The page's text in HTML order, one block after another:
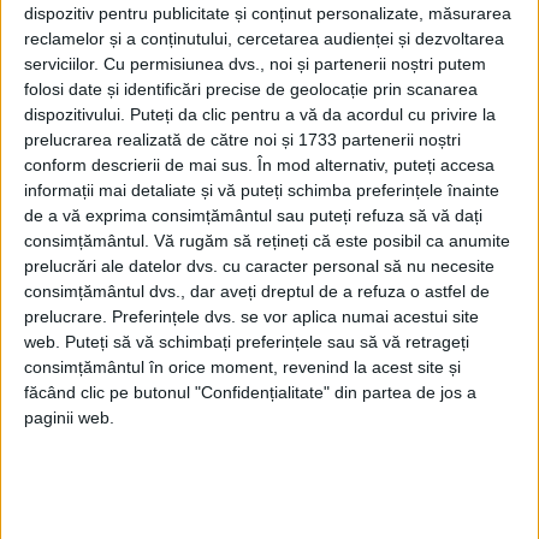
dispozitiv pentru publicitate și conținut personalizate, măsurarea
reclamelor și a conținutului, cercetarea audienței și dezvoltarea
serviciilor. Cu permisiunea dvs., noi și partenerii noștri putem
folosi date și identificări precise de geolocație prin scanarea
dispozitivului. Puteți da clic pentru a vă da acordul cu privire la
prelucrarea realizată de către noi și 1733 partenerii noștri
conform descrierii de mai sus. În mod alternativ, puteți accesa
informații mai detaliate și vă puteți schimba preferințele înainte
de a vă exprima consimțământul sau puteți refuza să vă dați
consimțământul. Vă rugăm să rețineți că este posibil ca anumite
prelucrări ale datelor dvs. cu caracter personal să nu necesite
consimțământul dvs., dar aveți dreptul de a refuza o astfel de
prelucrare. Preferințele dvs. se vor aplica numai acestui site
web. Puteți să vă schimbați preferințele sau să vă retrageți
consimțământul în orice moment, revenind la acest site și
făcând clic pe butonul "Confidențialitate" din partea de jos a
paginii web.
Scopul principal al Ducatului este de a
asigura un venit pentru Ducele de
Lancaster, titlu atribuit monarhului din
1399.
Se estimează că valoarea Ducatului de
Lancaster este în jur de 600 de milioane de
euro, iar regina primeşte un venit anual de
aproximativ 24 de milioane de euro.